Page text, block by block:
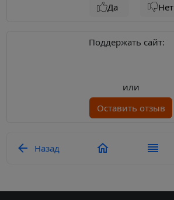
Да Нет
Поддержать сайт:
или
Оставить отзыв
Назад